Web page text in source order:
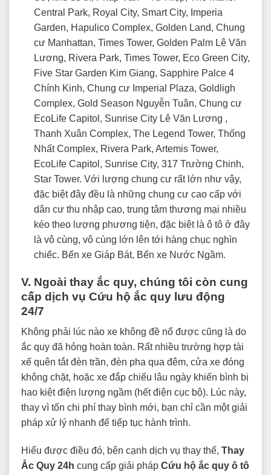
Central Park, Royal City, Smart City, Imperia
Garden, Hapulico Complex, Golden Land, Chung
cư Manhattan, Times Tower, Golden Palm Lê Văn
Lương, Rivera Park, Times Tower, Eco Green City,
Five Star Garden Kim Giang, Sapphire Palce 4
Chính Kinh, Chung cư Imperial Plaza, Goldligh
Complex, Gold Season Nguyễn Tuân, Chung cư
EcoLife Capitol, Sunrise City Lê Văn Lương ,
Thanh Xuân Complex, The Legend Tower, Thống
Nhất Complex, Rivera Park, Artemis Tower,
EcoLife Capitol, Sunrise City, 317 Trường Chinh,
Star Tower. Với lượng chung cư rất lớn như vậy,
đặc biệt đây đều là những chung cư cao cấp với
dân cư thu nhập cao, trung tâm thương mại nhiều
kéo theo lượng phương tiện, đặc biêt là ô tô ở đây
là vô cùng, vô cùng lớn lên tới hàng chục nghìn
chiếc. Bến xe Giáp Bát, Bến xe Nước Ngầm.
V. Ngoài thay ắc quy, chúng tôi còn cung
cấp dịch vụ Cứu hộ ắc quy lưu động
24/7
Không phải lúc nào xe không đề nổ được cũng là do
ắc quy đã hỏng hoàn toàn. Rất nhiều trường hợp tài
xế quên tắt đèn trần, đèn pha qua đêm, cửa xe đóng
không chặt, hoặc xe đắp chiếu lâu ngày khiến bình bị
hao kiệt điện lượng ngầm (hết điện cục bộ). Lúc này,
thay vì tốn chi phí thay bình mới, bạn chỉ cần một giải
pháp xử lý nhanh để tiếp tục hành trình.
Hiểu được điều đó, bên cạnh dịch vụ thay thế, Thay
Ắc Quy 24h cung cấp giải pháp Cứu hộ ắc quy ô tô